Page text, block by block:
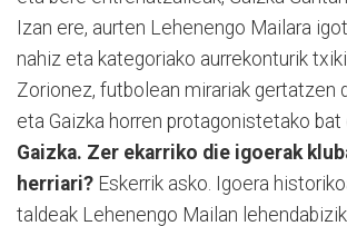
Izan ere, aurten Lehenengo Mailara
nahiz eta kategoriako aurrekonturik
Zorionez, futbolean mirariak gertatzen
eta Gaizka horren protagonistetako bat
Gaizka. Zer ekarriko die igoerak
herriari? Eskerrik asko. Igoera
taldeak Lehenengo Mailan